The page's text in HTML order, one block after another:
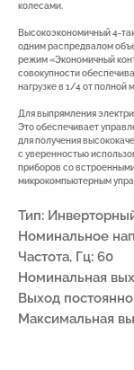
колесами.
Высокоэкономичный 4-
одним распредвалом
режим «Экономичный
совокупности
нагрузке в 1/4 от полной
Для выпрямления
Это обеспечивает
для получения
с уверенностью
приборов со
микрокомпьютерным
Тип:
Номинальное
Частота, Гц: 60
Номинальная
Выход
Максимальная
ПОКУПАТЕЛЯМ
Доставка